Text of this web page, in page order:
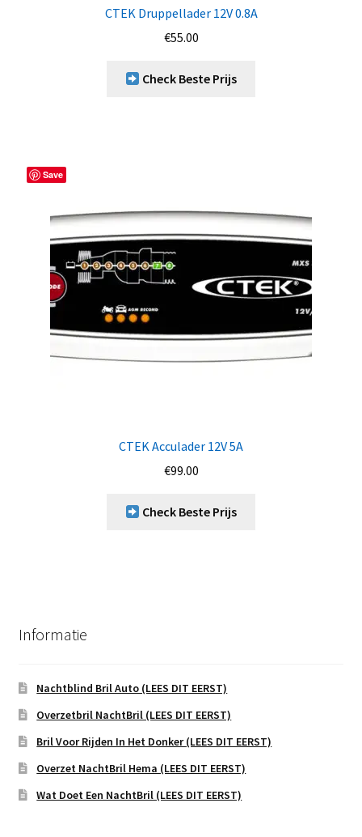
CTEK Druppellader 12V 0.8A
€55.00
Check Beste Prijs
Save
CTEK Acculader 12V 5A
€99.00
Check Beste Prijs
Informatie
Nachtblind Bril Auto (LEES DIT EERST)
Overzetbril NachtBril (LEES DIT EERST)
Bril Voor Rijden In Het Donker (LEES DIT EERST)
Overzet NachtBril Hema (LEES DIT EERST)
Wat Doet Een NachtBril (LEES DIT EERST)